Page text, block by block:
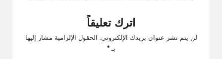
اترك تعليقاً
لن يتم نشر عنوان بريدك الإلكتروني.
الحقول الإلزامية مشار إليها
بـ*